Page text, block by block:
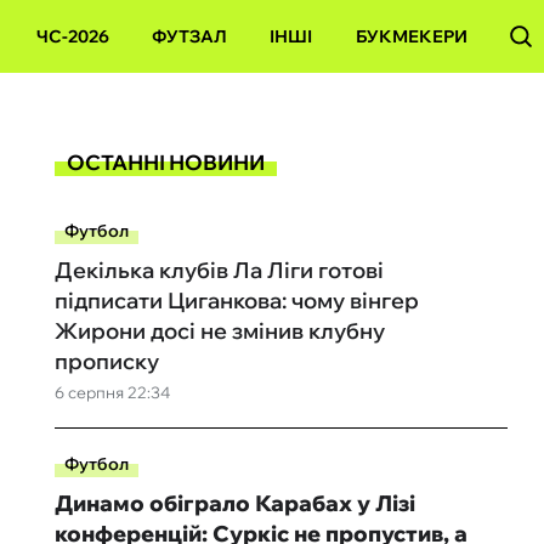
ЧС-2026 ФУТЗАЛ ІНШІ БУКМЕКЕРИ
ОСТАННІ НОВИНИ
Футбол
6 серпня 22:34
Декілька клубів Ла Ліги готові
підписати Циганкова: чому вінгер
Жирони досі не змінив клубну
прописку
Футбол
Динамо обіграло Карабах у Лізі
конференцій: Суркіс не пропустив, а